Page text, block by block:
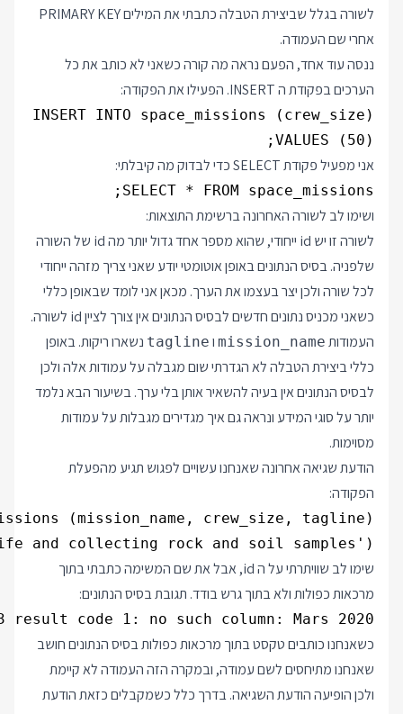
לשורה בגלל שביצירת הטבלה כתבתי את המילים PRIMARY KEY
אחרי שם העמודה.
ננסה עוד אחד, הפעם נראה מה קורה כשאני לא כותב את כל
הערכים בפקודת ה INSERT. הפעילו את הפקודה:
VALUES (50);
אני מפעיל פקודת SELECT כדי לבדוק מה קיבלתי:
SELECT * FROM space_missions;
ושימו לב לשורה האחרונה ברשימת התוצאות:
לשורה זו יש id ייחודי, שהוא מספר אחד גדול יותר מה id של השורה
שלפניה. בסיס הנתונים באופן אוטומטי יודע שאני צריך מזהה ייחודי
לכל שורה ולכן יצר בעצמו את הערך. מכאן אני לומד שבאופן כללי
כשאני מכניס נתונים חדשים לבסיס הנתונים אין צורך לציין id לשורה.
העמודות mission_name ו tagline נשארו ריקות. באופן
כללי ביצירת הטבלה לא הגדרתי שום מגבלה על עמודות אלה ולכן
לבסיס הנתונים אין בעיה להשאיר אותן בלי ערך. בשיעור הבא נלמד
יותר על סוגי המידע ונראה גם איך מגדירים מגבלות על עמודות
מסוימות.
הודעת שגיאה אחרונה שאנחנו עשויים לפגוש תגיע מהפעלת
הפקודה:
and collecting rock and soil samples');
שימו לב שוויתרתי על ה id, אבל את שם המשימה כתבתי בתוך
מרכאות כפולות ולא בתוך גרש בודד. תגובת בסיס הנתונים:
result code 1: no such column: Mars 2020
כשאנחנו כותבים טקסט בתוך מרכאות כפולות בסיס הנתונים חושב
שאנחנו מתיחסים לשם עמודה, ובמקרה הזה העמודה לא קיימת
ולכן הופיעה הודעת השגיאה. בדרך כלל כשמקבלים כזאת הודעת